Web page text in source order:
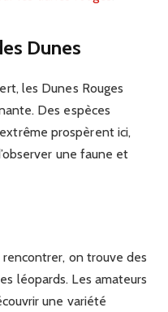
Dunes
les Dunes Rouges
Des espèces
prospèrent ici,
une faune et
rencontrer, on trouve des
léopards. Les amateurs
une variété